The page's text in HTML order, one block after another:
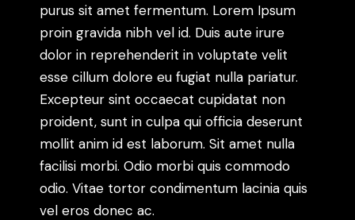
purus sit amet fermentum. Lorem Ipsum
proin gravida nibh vel id. Duis aute irure
dolor in reprehenderit in voluptate velit
esse cillum dolore eu fugiat nulla pariatur.
Excepteur sint occaecat cupidatat non
proident, sunt in culpa qui officia deserunt
mollit anim id est laborum. Sit amet nulla
facilisi morbi. Odio morbi quis commodo
odio. Vitae tortor condimentum lacinia quis
vel eros donec ac.